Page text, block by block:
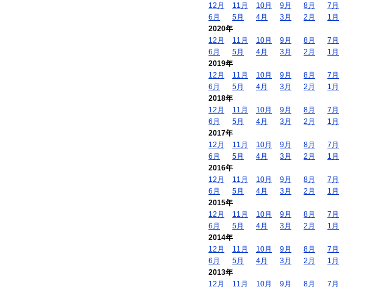
12月
11月 10月 9月 8月
7月
6月
5月 4月 3月 2月
1月
2020年
12月
11月 10月 9月 8月
7月
6月
5月 4月 3月 2月
1月
2019年
12月
11月 10月 9月 8月
7月
6月
5月 4月 3月 2月
1月
2018年
12月
11月 10月 9月 8月
7月
6月
5月 4月 3月 2月
1月
2017年
12月
11月 10月 9月 8月
7月
6月
5月 4月 3月 2月
1月
2016年
12月
11月 10月 9月 8月
7月
6月
5月 4月 3月 2月
1月
2015年
12月
11月 10月 9月 8月
7月
6月
5月 4月 3月 2月
1月
2014年
12月
11月 10月 9月 8月
7月
6月
5月 4月 3月 2月
1月
2013年
12月
11月 10月 9月 8月 7月